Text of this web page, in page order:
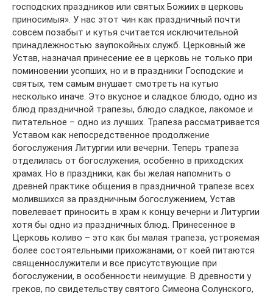
господских праздников или святых Божиих в церковь
приносимыя». У нас этот чин как праздничный почти
совсем позабыт и кутья считается исключительной
принадлежностью заупокойных служб. Церковный же
Устав, назначая принесение ее в церковь не только при
поминовении усопших, но и в праздники Господские и
святых, тем самым внушает смотреть на кутью
несколько иначе. Это вкусное и сладкое блюдо, одно из
блюд праздничной трапезы, блюдо сладкое, лакомое и
питательное – одно из лучших. Трапеза рассматривается
Уставом как непосредственное продолжение
богослужения Литургии или вечерни. Теперь трапеза
отделилась от богослужения, особенно в приходских
храмах. Но в праздники, как бы желая напомнить о
древней практике общения в праздничной трапезе всех
молившихся за праздничным богослужением, Устав
повелевает приносить в храм к концу вечерни и Литургии
хотя бы одно из праздничных блюд. Принесенное в
Церковь коливо – это как бы малая трапеза, устрояемая
более состоятельными прихожанами, от коей питаются
священнослужители и все присутствующие при
богослужении, в особенности неимущие. В древности у
греков, по свидетельству святого Симеона Солунского,